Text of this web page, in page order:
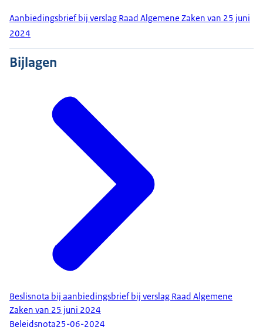
Aanbiedingsbrief bij verslag Raad Algemene Zaken van 25 juni
2024
Bijlagen
Beslisnota bij aanbiedingsbrief bij verslag Raad Algemene
Zaken van 25 juni 2024
Beleidsnota25-06-2024